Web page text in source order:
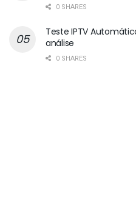
0 SHARES
Teste IPTV
análise
0 SHARES